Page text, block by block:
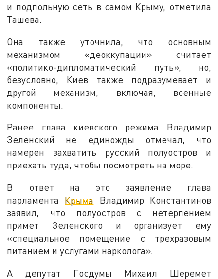
и подпольную сеть в самом Крыму, отметила
Ташева.
Она также уточнила, что основным
механизмом «деоккупации» считает
«политико-дипломатический путь», но,
безусловно, Киев также подразумевает и
другой механизм, включая, военные
компоненты.
Ранее глава киевского режима Владимир
Зеленский не единожды отмечал, что
намерен захватить русский полуостров и
приехать туда, чтобы посмотреть на море.
В ответ на это заявление глава
парламента Крыма Владимир Константинов
заявил, что полуостров с нетерпением
примет Зеленского и организует ему
«специальное помещение с трехразовым
питанием и услугами нарколога».
А депутат Госдумы Михаил Шеремет